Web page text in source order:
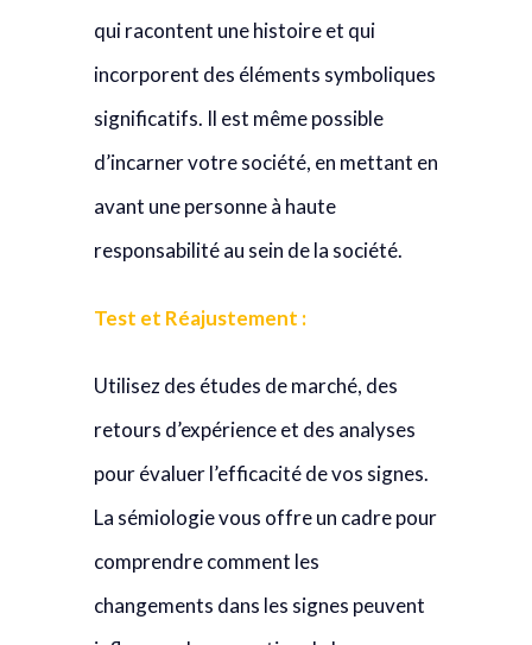
qui racontent une histoire et qui
incorporent des éléments symboliques
significatifs. Il est même possible
d’incarner votre société, en mettant en
avant une personne à haute
responsabilité au sein de la société.
Test et Réajustement :
Utilisez des études de marché, des
retours d’expérience et des analyses
pour évaluer l’efficacité de vos signes.
La sémiologie vous offre un cadre pour
comprendre comment les
changements dans les signes peuvent